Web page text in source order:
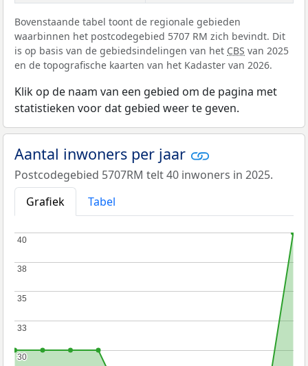
Bovenstaande tabel toont de regionale gebieden
waarbinnen het postcodegebied 5707 RM zich bevindt. Dit
is op basis van de gebiedsindelingen van het CBS van 2025
en de topografische kaarten van het Kadaster van 2026.
Klik op de naam van een gebied om de pagina met
statistieken voor dat gebied weer te geven.
Aantal inwoners per jaar
Postcodegebied 5707RM telt 40 inwoners in 2025.
Grafiek
Tabel
30
30
33
33
35
35
38
38
40
40